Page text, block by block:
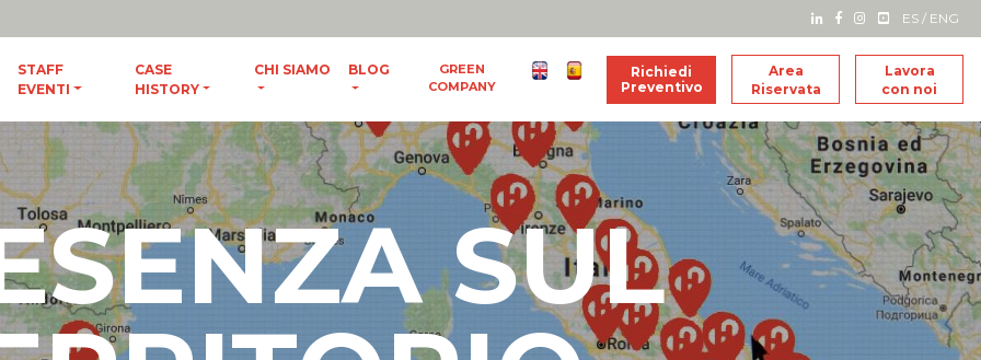
ES / ENG
STAFF
EVENTI
CASE
HISTORY
CHI SIAMO BLOG
GREEN
COMPANY
Richiedi
Preventivo
Area
Riservata
Lavora
con noi
SUL